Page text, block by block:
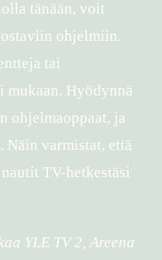
tänään, voit
ohjelmiin.
tai
mukaan. Hyödynnä
ohjelmaoppaat, ja
Näin varmistat, että
TV-hetkestäsi
YLE TV 2, Areena